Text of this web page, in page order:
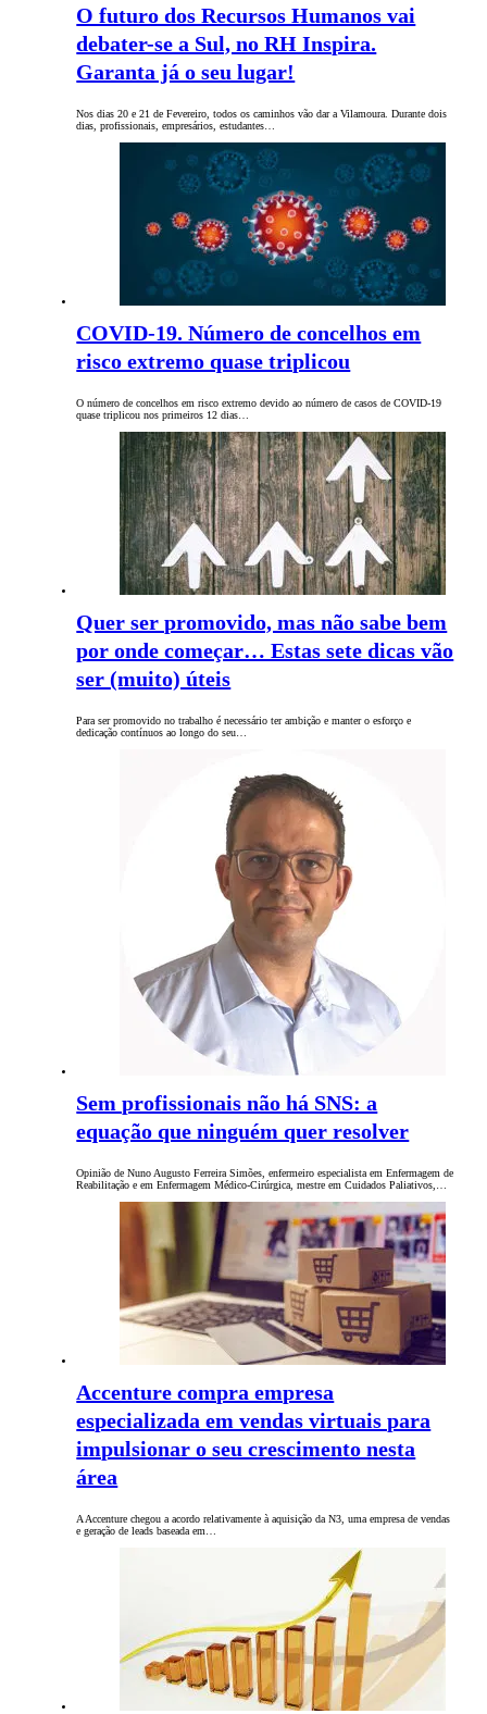
O futuro dos Recursos Humanos vai
debater-se a Sul, no RH Inspira.
Garanta já o seu lugar!
Nos dias 20 e 21 de Fevereiro, todos os caminhos vão dar a Vilamoura. Durante dois
dias, profissionais, empresários, estudantes…
COVID-19. Número de concelhos em
risco extremo quase triplicou
O número de concelhos em risco extremo devido ao número de casos de COVID-19
quase triplicou nos primeiros 12 dias…
Quer ser promovido, mas não sabe bem
por onde começar… Estas sete dicas vão
ser (muito) úteis
Para ser promovido no trabalho é necessário ter ambição e manter o esforço e
dedicação contínuos ao longo do seu…
Sem profissionais não há SNS: a
equação que ninguém quer resolver
Opinião de Nuno Augusto Ferreira Simões, enfermeiro especialista em Enfermagem de
Reabilitação e em Enfermagem Médico-Cirúrgica, mestre em Cuidados Paliativos,…
Accenture compra empresa
especializada em vendas virtuais para
impulsionar o seu crescimento nesta
área
A Accenture chegou a acordo relativamente à aquisição da N3, uma empresa de vendas
e geração de leads baseada em…